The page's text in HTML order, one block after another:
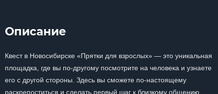
Описание
Квест в Новосибирске «Прятки для взрослых» — это уникальная
площадка, где вы по-другому посмотрите на человека и узнаете
его с другой стороны. Здесь вы сможете по-настоящему
раскрепоститься и сделать первый шаг к близкому общению.